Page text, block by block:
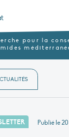
pour la
Publié le